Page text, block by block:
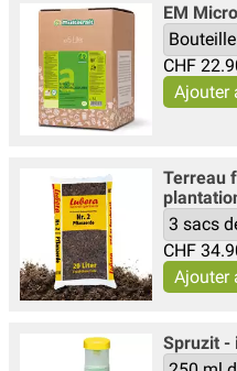
EM
CHF
Terreau
CHF
Spruzit -